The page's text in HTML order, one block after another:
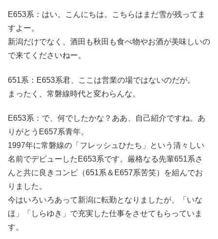
E653系：はい。こんにちは。こちらはまだ雪が残ってま
すよー。
新潟だけでなく、酒田も秋田も食べ物やお酒が美味しいの
で来てくださいねー。
651系：E653系君、ここは営業の場ではないのだが。
まったく、常磐線時代と変わらんな。
E653系：で、何でしたかな？ああ、自己紹介ですね。あ
りがとうE657系青年。
1997年に常磐線の「フレッシュひたち」という清々しい
名前でデビューしたE653系です。厳格なる先輩651系さ
んと共に良きコンビ（651系＆E657系苦笑）を組んでお
りました。
今はいろいろあって新潟に転勤となりましたが、「いな
ほ」「しらゆき」で充実した仕事をさせてもらっていま
す。